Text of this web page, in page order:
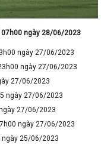
07h00 ngày 28/06/2023
ngày 27/06/2023
ngày 27/06/2023
27/06/2023
ngày 27/06/2023
27/06/2023
ngày 27/06/2023
ngày 25/06/2023